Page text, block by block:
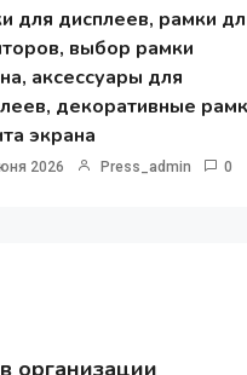
для дисплеев, рамки
выбор рамки
аксессуары для
декоративные
экрана
2026 Press_admin 0